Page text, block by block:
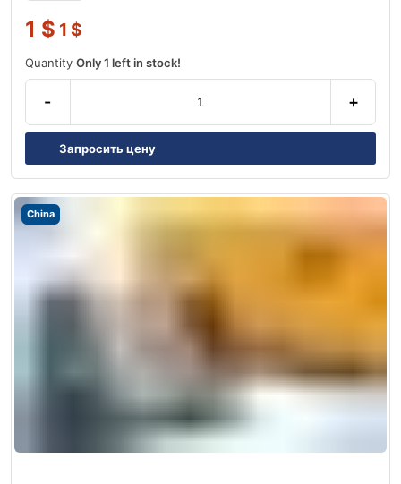
1 $ 1 $
Quantity Only 1 left in stock!
- +
Запросить цену
China